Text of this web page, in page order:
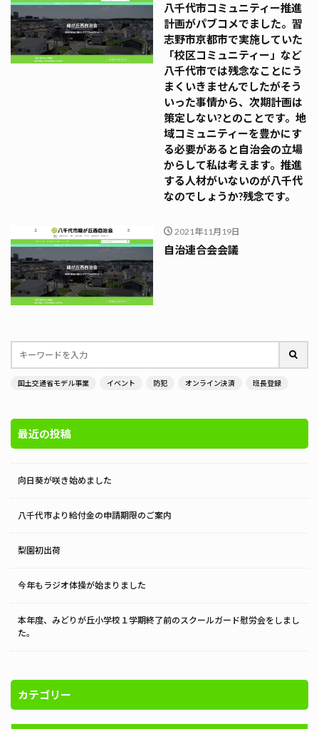
八千代市コミュニティー推進
計画がパブコメでました。習
志野市京都市で実施していた
「校区コミュニティー」など
八千代市では残念なことにう
まくいきませんでしたがそう
いった事情から、次期計画は
策定しない?とのことです。地
域コミュニティーを豊かにす
る必要があると自治会の立場
からして私は考えます。推進
する人材がいないのが八千代
なのでしょうか?残念です。
2021年11月19日
自治連合会会議
国土交通省モデル事業 イベント 防犯 オンライン決済 班長登録
最近の投稿
向日葵が咲き始めました
八千代市より給付金の申請期限のご案内
梨園初出荷
今年もラジオ体操が始まりました
本年度、みどりが丘小学校１学期終了前のスクールガード慰労会をしまし
た。
カテゴリー